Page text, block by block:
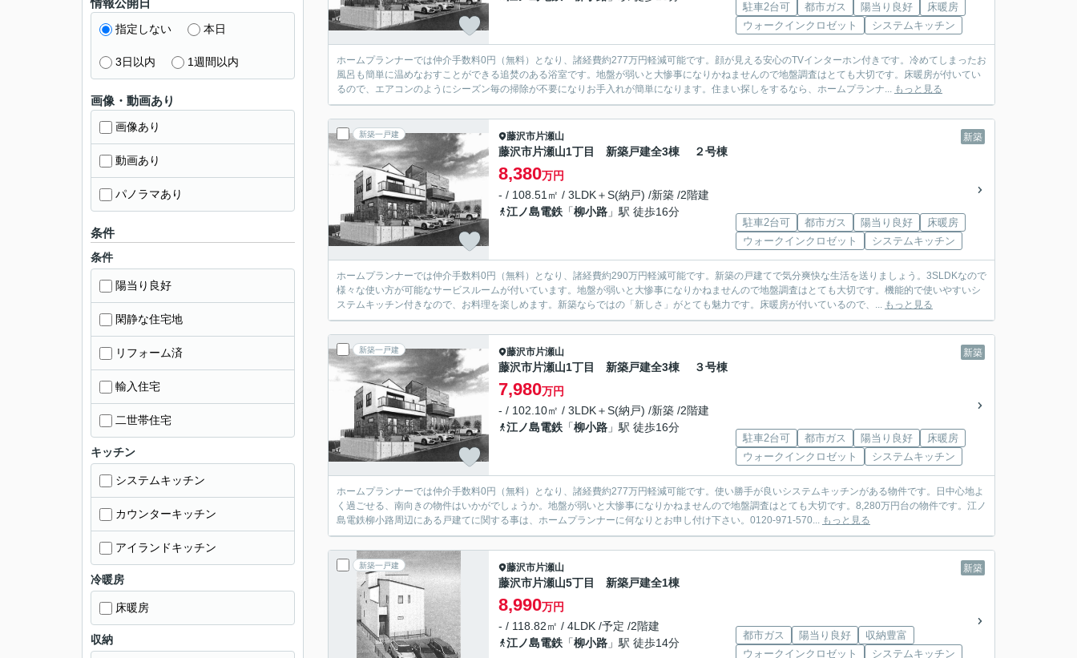
駐車2台可 都市ガス 陽当り良好
床暖房
ウォークインクロゼット
システムキッチン
ホームプランナーでは仲介手数料0円（無料）となり、諸経費約277万円軽減可能です。顔が見える安心のTVインターホン付きです。冷めてしまったお
風呂も簡単に温めなおすことができる追焚のある浴室です。地盤が弱いと大惨事になりかねませんので地盤調査はとても大切です。床暖房が付いてい
るので、エアコンのようにシーズン毎の掃除が不要になりお手入れが簡単になります。住まい探しをするなら、ホームプランナ... もっと見る
新築一戸建 新築
藤沢市片瀬山
藤沢市片瀬山1丁目 新築戸建全3棟 ２号棟
8,380万円
- / 108.51㎡ / 3LDK＋S(納戸) /新築 /2階建
江ノ島電鉄 「柳小路 」駅 徒歩16分
駐車2台可 都市ガス 陽当り良好
床暖房
ウォークインクロゼット
システムキッチン
ホームプランナーでは仲介手数料0円（無料）となり、諸経費約290万円軽減可能です。新築の戸建てで気分爽快な生活を送りましょう。3SLDKなので
様々な使い方が可能なサービスルームが付いています。地盤が弱いと大惨事になりかねませんので地盤調査はとても大切です。機能的で使いやすいシ
ステムキッチン付きなので、お料理を楽しめます。新築ならではの「新しさ」がとても魅力です。床暖房が付いているので、... もっと見る
新築一戸建 新築
藤沢市片瀬山
藤沢市片瀬山1丁目 新築戸建全3棟 ３号棟
7,980万円
- / 102.10㎡ / 3LDK＋S(納戸) /新築 /2階建
江ノ島電鉄 「柳小路 」駅 徒歩16分
駐車2台可 都市ガス 陽当り良好
床暖房
ウォークインクロゼット
システムキッチン
ホームプランナーでは仲介手数料0円（無料）となり、諸経費約277万円軽減可能です。使い勝手が良いシステムキッチンがある物件です。日中心地よ
く過ごせる、南向きの物件はいかがでしょうか。地盤が弱いと大惨事になりかねませんので地盤調査はとても大切です。8,280万円台の物件です。江ノ
島電鉄柳小路周辺にある戸建てに関する事は、ホームプランナーに何なりとお申し付け下さい。0120-971-570... もっと見る
新築一戸建 新築
藤沢市片瀬山
藤沢市片瀬山5丁目 新築戸建全1棟
8,990万円
- / 118.82㎡ / 4LDK /予定 /2階建
江ノ島電鉄 「柳小路 」駅 徒歩14分
都市ガス 陽当り良好
収納豊富
ウォークインクロゼット
システムキッチン
情報公開日
指定しない 本日
3日以内 1週間以内
画像・動画あり
画像あり
動画あり
パノラマあり
条件
条件
陽当り良好
閑静な住宅地
リフォーム済
輸入住宅
二世帯住宅
キッチン
システムキッチン
カウンターキッチン
アイランドキッチン
冷暖房
床暖房
収納